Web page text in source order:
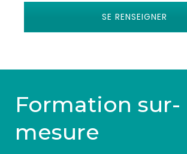
SE RENSEIGNER
Formation sur-
mesure